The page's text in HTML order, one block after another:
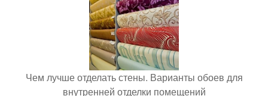
Чем лучше отделать стены. Варианты обоев для
внутренней отделки помещений